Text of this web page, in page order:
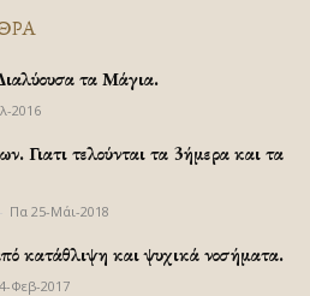
τα Μάγια.
2016
Γιατι τελούνται τα 3ήμερα και τα
Πα 25-Μάι-2018
κατάθλιψη και ψυχικά νοσήματα.
Φεβ-2017